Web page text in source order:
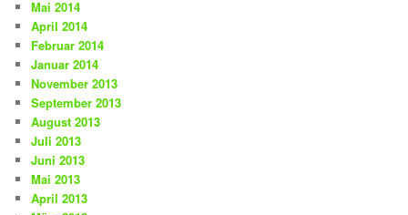
Mai 2014
April 2014
Februar 2014
Januar 2014
November 2013
September 2013
August 2013
Juli 2013
Juni 2013
Mai 2013
April 2013